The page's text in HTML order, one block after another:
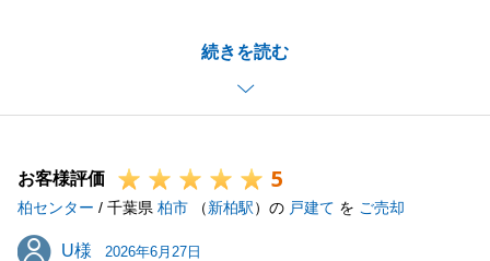
続きを読む
いつも迅速かつ丁寧にご対応いただきましたお陰だと
K様の今後の益々のご健勝とご多幸を心よりお祈り申
お客様評価 5
柏センター / 千葉県 柏市 （新柏駅）の 戸建て を ご売却
U様
U様 2026年6月27日